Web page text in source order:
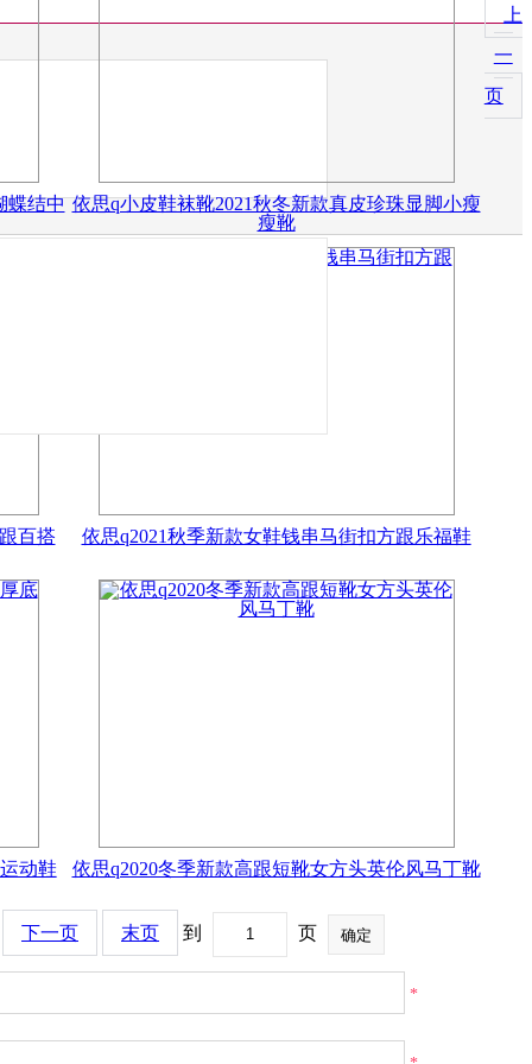
蝶结中 依思q小皮鞋袜靴2021秋冬新款真皮珍珠显脚小瘦
瘦靴
百搭 依思q2021秋季新款女鞋钱串马街扣方跟乐福鞋
动鞋 依思q2020冬季新款高跟短靴女方头英伦风马丁靴
上
一
页
下一页 末页 到 页
*